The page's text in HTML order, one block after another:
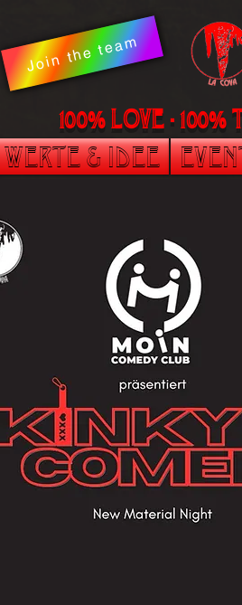
100% LOVE -
Join the team
Werte & Idee